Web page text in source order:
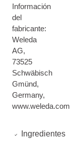
Información
del
fabricante:
Weleda
AG,
73525
Schwäbisch
Gmünd,
Germany,
www.weleda.com
Ingredientes